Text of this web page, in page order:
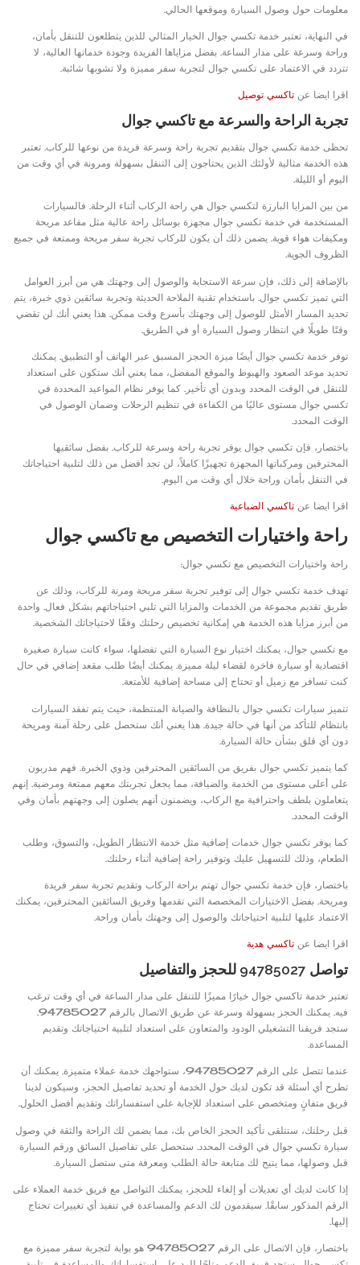
معلومات حول وصول السيارة وموقعها الحالي.
في النهاية، تعتبر خدمة تكسي جوال الخيار المثالي للذين يتطلعون للتنقل بأمان،
وراحة وسرعة على مدار الساعة. بفضل مزاياها الفريدة وجودة خدماتها العالية، لا
تتردد في الاعتماد على تكسي جوال لتجربة سفر مميزة ولا تشوبها شائبة.
اقرا ايضا عن تاكسي توصيل
تجربة الراحة والسرعة مع تاكسي جوال
تحظى خدمة تكسي جوال بتقديم تجربة راحة وسرعة فريدة من نوعها للركاب. تعتبر
هذه الخدمة مثالية لأولئك الذين يحتاجون إلى التنقل بسهولة ومرونة في أي وقت من
اليوم أو الليلة.
من بين المزايا البارزة لتكسي جوال هي راحة الركاب أثناء الرحلة. فالسيارات
المستخدمة في خدمة تكسي جوال مجهزة بوسائل راحة عالية مثل مقاعد مريحة
ومكيفات هواء قوية. يضمن ذلك أن يكون للركاب تجربة سفر مريحة وممتعة في جميع
الظروف الجوية.
بالإضافة إلى ذلك، فإن سرعة الاستجابة والوصول إلى وجهتك هي من أبرز العوامل
التي تميز تكسي جوال. باستخدام تقنية الملاحة الحديثة وتجربة سائقين ذوي خبرة، يتم
تحديد المسار الأمثل للوصول إلى وجهتك بأسرع وقت ممكن. هذا يعني أنك لن تقضي
وقتًا طويلًا في انتظار وصول السيارة أو في الطريق.
توفر خدمة تكسي جوال أيضًا ميزة الحجز المسبق عبر الهاتف أو التطبيق. يمكنك
تحديد موعد الصعود والهبوط والموقع المفضل، مما يعني أنك ستكون على استعداد
للتنقل في الوقت المحدد وبدون أي تأخير. كما يوفر نظام المواعيد المحددة في
تكسي جوال مستوى عاليًا من الكفاءة في تنظيم الرحلات وضمان الوصول في
الوقت المحدد.
باختصار، فإن تكسي جوال يوفر تجربة راحة وسرعة للركاب. بفضل سائقيها
المحترفين ومركباتها المجهزة تجهيزًا كاملاً، لن تجد أفضل من ذلك لتلبية احتياجاتك
في التنقل بأمان وراحة خلال أي وقت من اليوم.
اقرا ايضا عن تاكسي الضباعية
راحة واختيارات التخصيص مع تاكسي جوال
راحة واختيارات التخصيص مع تكسي جوال:
تهدف خدمة تكسي جوال إلى توفير تجربة سفر مريحة ومرنة للركاب، وذلك عن
طريق تقديم مجموعة من الخدمات والمزايا التي تلبي احتياجاتهم بشكل فعال. واحدة
من أبرز مزايا هذه الخدمة هي إمكانية تخصيص رحلتك وفقًا لاحتياجاتك الشخصية.
مع تكسي جوال، يمكنك اختيار نوع السيارة التي تفضلها، سواء كانت سيارة صغيرة
اقتصادية أو سيارة فاخرة لقضاء ليلة مميزة. يمكنك أيضًا طلب مقعد إضافي في حال
كنت تسافر مع زميل أو تحتاج إلى مساحة إضافية للأمتعة.
تتميز سيارات تكسي جوال بالنظافة والصيانة المنتظمة، حيث يتم تفقد السيارات
بانتظام للتأكد من أنها في حالة جيدة. هذا يعني أنك ستحصل على رحلة آمنة ومريحة
دون أي قلق بشأن حالة السيارة.
كما يتميز تكسي جوال بفريق من السائقين المحترفين وذوي الخبرة. فهم مدربون
على أعلى مستوى من الخدمة والضيافة، مما يجعل تجربتك معهم ممتعة ومرضية. إنهم
يتعاملون بلطف واحترافية مع الركاب، ويضمنون أنهم يصلون إلى وجهتهم بأمان وفي
الوقت المحدد.
كما يوفر تكسي جوال خدمات إضافية مثل خدمة الانتظار الطويل، والتسوق، وطلب
الطعام، وذلك للتسهيل عليك وتوفير راحة إضافية أثناء رحلتك.
باختصار، فإن خدمة تكسي جوال تهتم براحة الركاب وتقديم تجربة سفر فريدة
ومريحة. بفضل الاختيارات المخصصة التي تقدمها وفريق السائقين المحترفين، يمكنك
الاعتماد عليها لتلبية احتياجاتك والوصول إلى وجهتك بأمان وراحة.
اقرا ايضا عن تاكسي هدية
تواصل 94785027 للحجز والتفاصيل
تعتبر خدمة تاكسي جوال خيارًا مميزًا للتنقل على مدار الساعة في أي وقت ترغب
فيه. يمكنك الحجز بسهولة وسرعة عن طريق الاتصال بالرقم 94785027.
ستجد فريقنا التشغيلي الودود والمتعاون على استعداد لتلبية احتياجاتك وتقديم
المساعدة.
عندما تتصل على الرقم 94785027، ستواجهك خدمة عملاء متميزة. يمكنك أن
تطرح أي أسئلة قد تكون لديك حول الخدمة أو تحديد تفاصيل الحجز، وسيكون لدينا
فريق متفانٍ ومتخصص على استعداد للإجابة على استفساراتك وتقديم أفضل الحلول.
قبل رحلتك، ستتلقى تأكيد الحجز الخاص بك، مما يضمن لك الراحة والثقة في وصول
سيارة تكسي جوال في الوقت المحدد. ستحصل على تفاصيل السائق ورقم السيارة
قبل وصولها، مما يتيح لك متابعة حالة الطلب ومعرفة متى ستصل السيارة.
إذا كانت لديك أي تعديلات أو إلغاء للحجز، يمكنك التواصل مع فريق خدمة العملاء على
الرقم المذكور سابقًا. سيقدمون لك الدعم والمساعدة في تنفيذ أي تغييرات تحتاج
إليها.
باختصار، فإن الاتصال على الرقم 94785027 هو بوابة لتجربة سفر مميزة مع